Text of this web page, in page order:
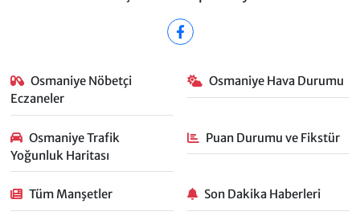
Osmaniye Nöbetçi
Eczaneler
Osmaniye Hava Durumu
Osmaniye Trafik
Yoğunluk Haritası
Puan Durumu ve Fikstür
Tüm Manşetler Son Dakika Haberleri